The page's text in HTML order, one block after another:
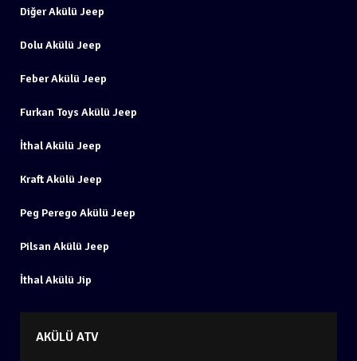
Diğer Akülü Jeep
Dolu Akülü Jeep
Feber Akülü Jeep
Furkan Toys Akülü Jeep
İthal Akülü Jeep
Kraft Akülü Jeep
Peg Perego Akülü Jeep
Pilsan Akülü Jeep
İthal Akülü Jip
AKÜLÜ ATV